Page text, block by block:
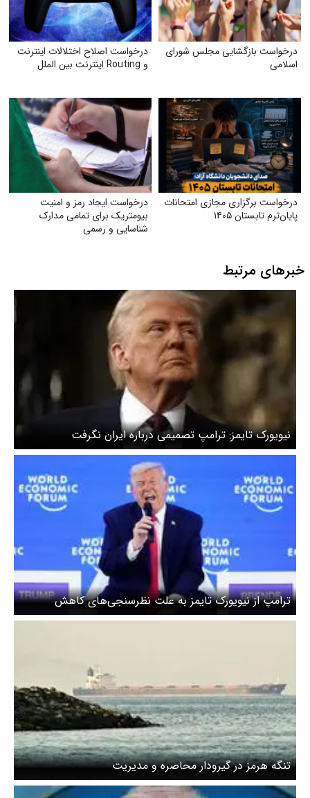
درخواست بازگشایی مجلس شورای
اسلامی
درخواست اصلاح اختلالات اینترنت
و Routing اینترنت بین الملل
درخواست برگزاری مجازی امتحانات
پایان‌ترم تابستان ۱۴۰۵
درخواست ایجاد رمز و امنیت
بیومتریک برای تمامی مدارک
شناسایی و رسمی
خبرهای مرتبط
نیویورک تایمز: ترامپ تصمیمی درباره ایران نگرفت
ترامپ از نیویورک تایمز به علت نظرسنجی‌های کاهش
محبوبیت شکایت کرد
تنگه هرمز در گیرودار محاصره و مدیریت